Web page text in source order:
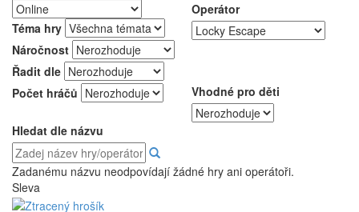
Téma hry
Operátor
Náročnost
Řadit dle
Počet hráčů
Vhodné pro děti
Hledat dle názvu
Zadanému názvu neodpovídají žádné hry ani operátoři.
Sleva